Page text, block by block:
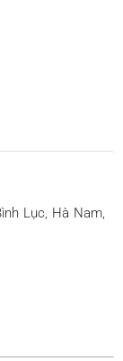
Lục, Hà Nam,